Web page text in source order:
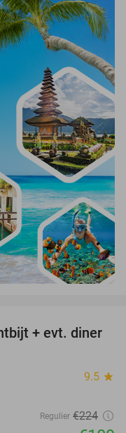
51%
+ evt. diner
9.5 star
Regulier €224